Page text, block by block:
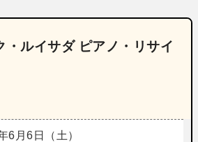
・ルイサダ ピアノ・リサイ
6月6日（土）